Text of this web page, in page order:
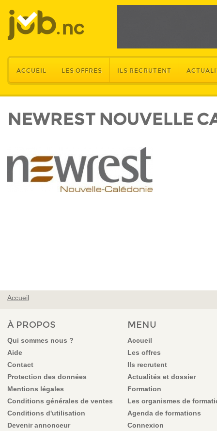
ACCUEIL LES OFFRES ILS RECRUTENT
NEWREST NOUVELLE
VOUS ÊTES ICI
Accueil
À PROPOS
Qui sommes nous ?
Aide
Contact
Protection des données
Mentions légales
Conditions générales de ventes
Conditions d'utilisation
Devenir annonceur
MENU
Accueil
Les offres
Ils recrutent
Actualités et dossier
Formation
Les organismes de
Agenda de formations
Connexion